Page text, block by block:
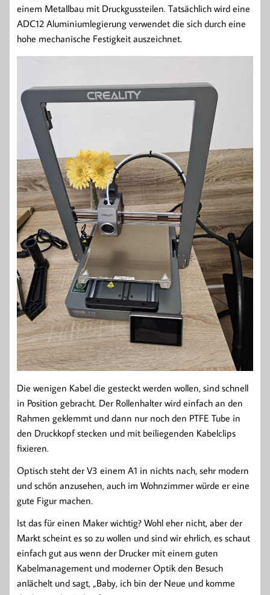
einem Metallbau mit Druckgussteilen. Tatsächlich wird eine
ADC12 Aluminiumlegierung verwendet die sich durch eine
hohe mechanische Festigkeit auszeichnet.
Die wenigen Kabel die gesteckt werden wollen, sind schnell
in Position gebracht. Der Rollenhalter wird einfach an den
Rahmen geklemmt und dann nur noch den PTFE Tube in
den Druckkopf stecken und mit beiliegenden Kabelclips
fixieren.
Optisch steht der V3 einem A1 in nichts nach, sehr modern
und schön anzusehen, auch im Wohnzimmer würde er eine
gute Figur machen.
Ist das für einen Maker wichtig? Wohl eher nicht, aber der
Markt scheint es so zu wollen und sind wir ehrlich, es schaut
einfach gut aus wenn der Drucker mit einem guten
Kabelmanagement und moderner Optik den Besuch
anlächelt und sagt, „Baby, ich bin der Neue und komme